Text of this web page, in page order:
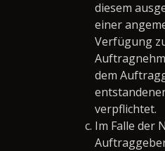
diesem
einer
Verfügung
dem
verpflichtet.
Im Falle der